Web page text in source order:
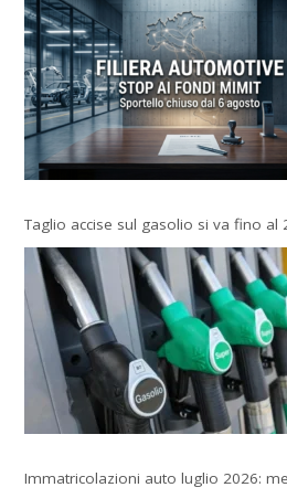
Taglio accise sul gasolio si va fino al
Immatricolazioni auto luglio 2026: